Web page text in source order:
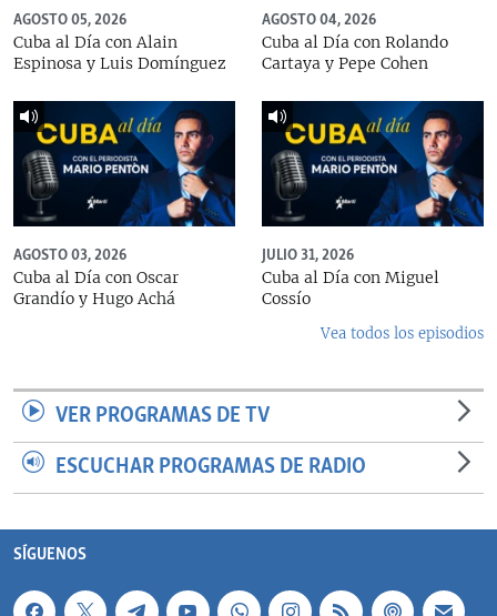
AGOSTO 05, 2026
Cuba al Día con Alain
Espinosa y Luis Domínguez
AGOSTO 04, 2026
Cuba al Día con Rolando
Cartaya y Pepe Cohen
AGOSTO 03, 2026
Cuba al Día con Oscar
Grandío y Hugo Achá
JULIO 31, 2026
Cuba al Día con Miguel
Cossío
Vea todos los episodios
VER PROGRAMAS DE TV
ESCUCHAR PROGRAMAS DE RADIO
SÍGUENOS